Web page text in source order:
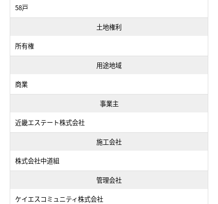
58戸
土地権利
所有権
用途地域
商業
事業主
近畿エステート株式会社
施工会社
株式会社中道組
管理会社
ケイエスコミュニティ株式会社